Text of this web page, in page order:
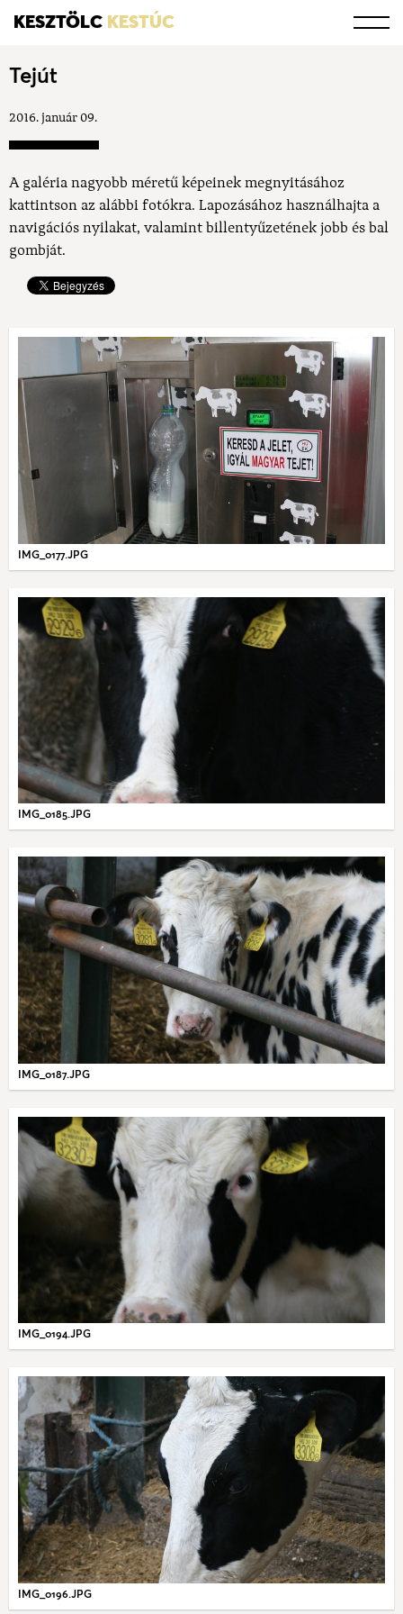
KESZTÖLC KESTÚC
Tejút
2016. január 09.
A galéria nagyobb méretű képeinek megnyitásához
kattintson az alábbi fotókra. Lapozásához használhajta a
navigációs nyilakat, valamint billentyűzetének jobb és bal
gombját.
IMG_0177.JPG
IMG_0185.JPG
IMG_0187.JPG
IMG_0194.JPG
IMG_0196.JPG